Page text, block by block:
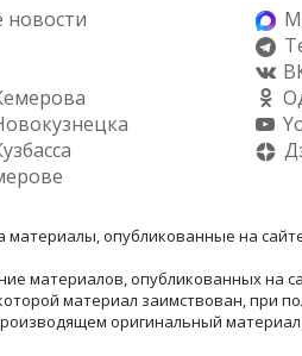
материалы, опубликованные на
материалов, опубликованных на
материал заимствован, при
оригинальный материал